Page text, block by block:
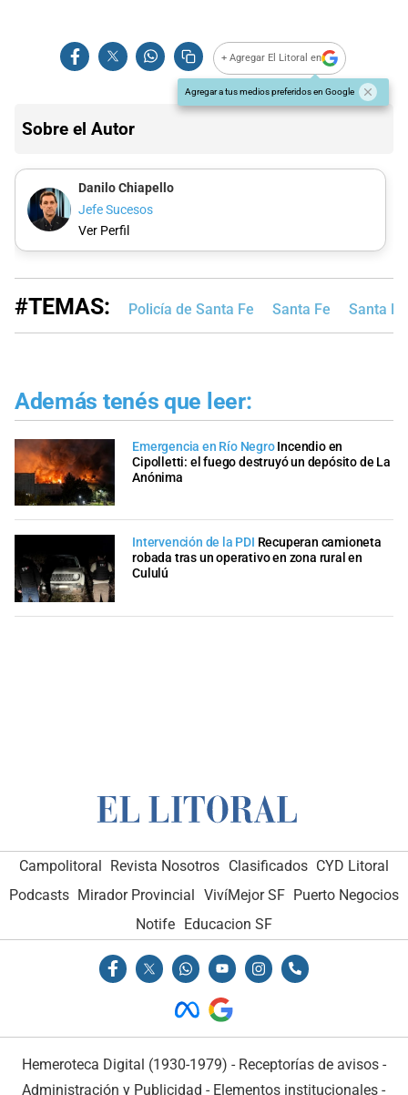
+ Agregar El Litoral en
Agregar a tus medios preferidos en Google
Sobre el Autor
Danilo Chiapello
Jefe Sucesos
Ver Perfil
#TEMAS: Policía de Santa Fe Santa Fe Santa
Además tenés que leer:
Emergencia en Río Negro Incendio en
Cipolletti: el fuego destruyó un depósito de La
Anónima
Intervención de la PDI Recuperan camioneta
robada tras un operativo en zona rural en
Cululú
Campolitoral Revista Nosotros Clasificados CYD Litoral
Podcasts Mirador Provincial VivíMejor SF Puerto Negocios
Notife
Educacion SF
Hemeroteca Digital (1930-1979) - Receptorías de avisos -
Administración y Publicidad - Elementos institucionales -